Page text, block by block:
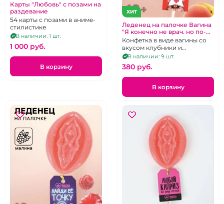
Карты "Любовь" с позами на
раздевание
54 карты с позами в аниме-
стилистике
В наличии: 1 шт.
1 000 pуб.
В корзину
ХИТ
Леденец на палочке Вагина
"Я конечно не врач. но по-
моему это пизда"
Конфетка в виде вагины со
вкусом клубники и
абрикоса.
В наличии: 9 шт.
380 pуб.
В корзину